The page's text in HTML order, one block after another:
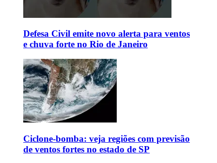
Defesa Civil emite novo alerta para ventos
e chuva forte no Rio de Janeiro
Ciclone-bomba: veja regiões com previsão
de ventos fortes no estado de SP